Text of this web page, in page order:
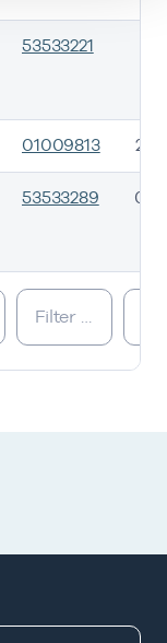
53533221
01009813 21-
53533289 01-